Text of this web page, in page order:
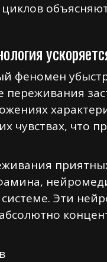
феномен
чувствах, что
Эти